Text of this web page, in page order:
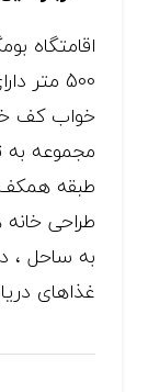
اقامتگاه
خواب کف
طبقه
طراحی
به ساحل ،
غذاهای